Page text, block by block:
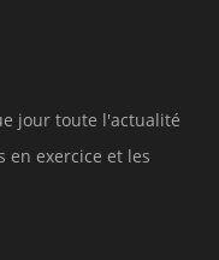
jour toute l'actualité
en exercice et les